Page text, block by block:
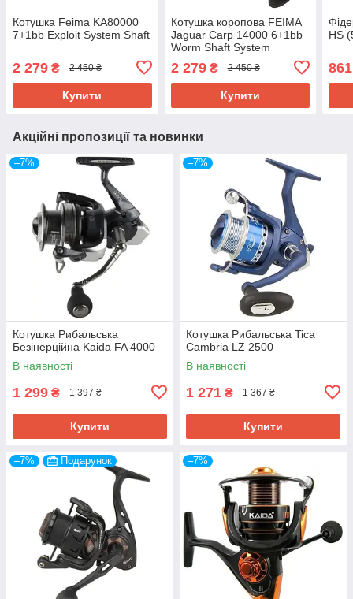
Котушка Feima KA80000
7+1bb Exploit System Shaft
2 279 ₴ 2 450 ₴
Купити
Котушка коропова FEIMA
Jaguar Carp 14000 6+1bb
Worm Shaft System
2 279₴ 2 450 ₴
Купити
HS
861
Акційні пропозиції та новинки
–7%
Котушка Рибальська
Безінерційна Kaida FA 4000
В наявності
1 299 ₴ 1 397 ₴
Купити
–7%
Котушка Рибальська Tica
Cambria LZ 2500
В наявності
1 271 ₴ 1 367 ₴
Купити
–7% Подарунок –7%